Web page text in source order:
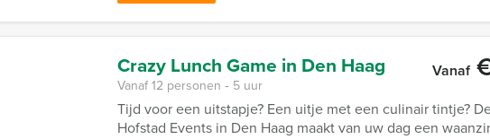
Crazy Lunch Game in Den Haag Vanaf
Vanaf 12 personen ‐ 5 uur
Tijd voor een uitstapje? Een uitje met een culinair tintje?
Hofstad Events in Den Haag maakt van uw dag een